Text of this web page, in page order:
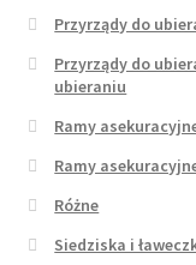
Przyrządy do
Przyrządy do
ubieraniu
Ramy
Ramy
Różne
Siedziska i